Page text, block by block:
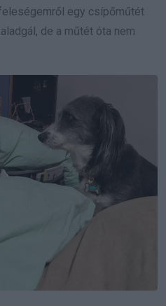
egy csípőműtét
de a műtét óta nem